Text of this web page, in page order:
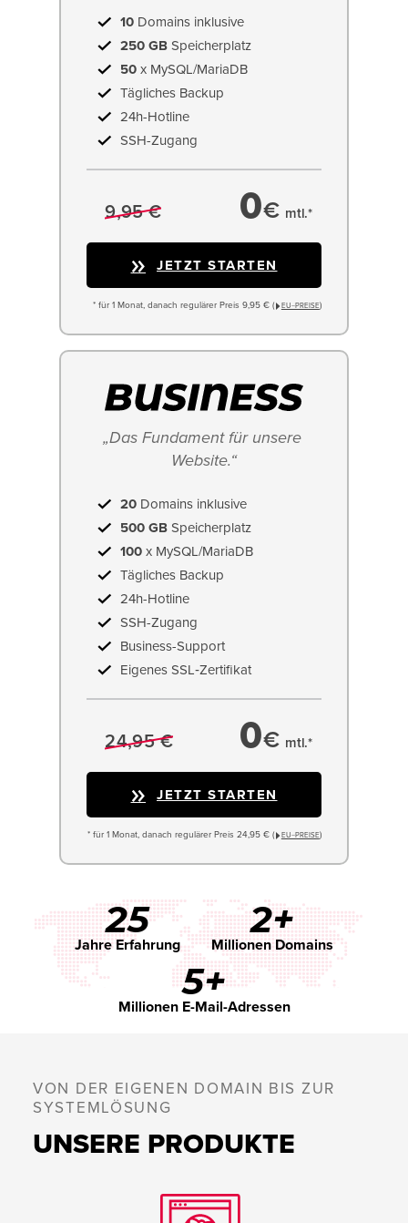
10 Domains inklusive
250 GB Speicherplatz
50 x MySQL/MariaDB
Tägliches Backup
24h-Hotline
SSH-Zugang
9,95 € 0€ mtl.*
JETZT STARTEN
* für 1 Monat, danach regulärer Preis 9,95 € ( EU−PREISE)
„Das Fundament für unsere
Website.“
20 Domains inklusive
500 GB Speicherplatz
100 x MySQL/MariaDB
Tägliches Backup
24h-Hotline
SSH-Zugang
Business-Support
Eigenes SSL‑Zertifikat
24,95 € 0€ mtl.*
JETZT STARTEN
* für 1 Monat, danach regulärer Preis 24,95 € ( EU−PREISE)
25
Jahre Erfahrung
2+
Millionen Domains
5+
Millionen E-Mail-Adressen
VON DER EIGENEN DOMAIN BIS ZUR
SYSTEMLÖSUNG
UNSERE PRODUKTE